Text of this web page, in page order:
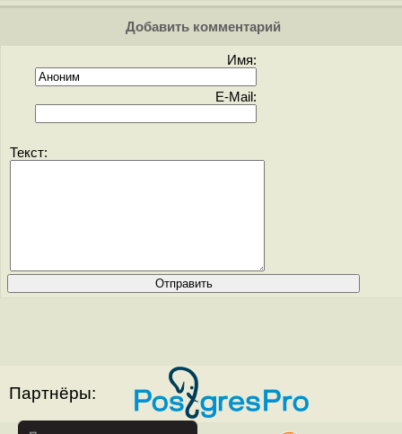
Добавить комментарий
Имя:
E-Mail:
Текст:
Партнёры: